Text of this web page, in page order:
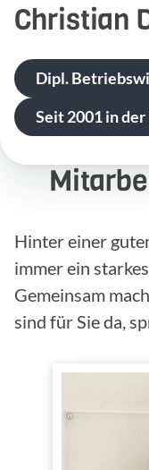
Christian
Dipl.
Seit 2001 in
Hinter einer
immer ein
Gemeinsam
sind für Sie da,